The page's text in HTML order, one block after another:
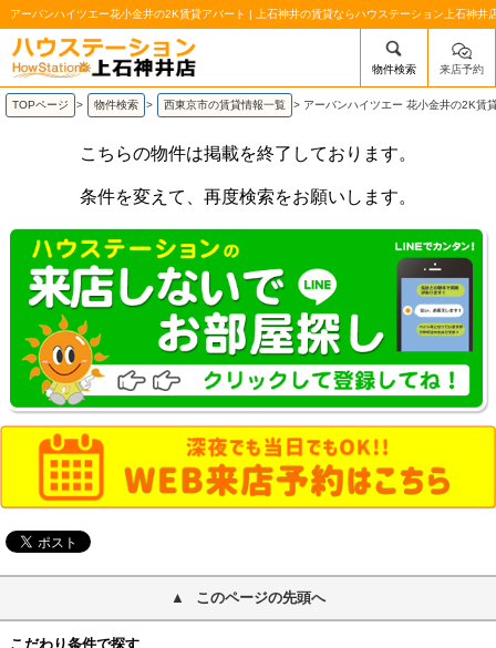
アーバンハイツエー花小金井の2K賃貸アパート | 上石神井の賃貸ならハウステーション上石神井
/mobile_img/head-logo.png
物件検索 来店予約
TOPページ > 物件検索 > 西東京市の賃貸情報一覧 > アーバンハイツエー 花小金井の2K賃
こちらの物件は掲載を終了しております。
条件を変えて、再度検索をお願いします。
このページの先頭へ
こだわり条件で探す